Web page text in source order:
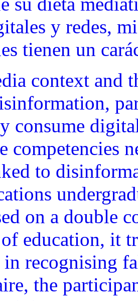
y redes,
tienen un
context and
consume
competencies
to
on a double
education, it
recognising
the